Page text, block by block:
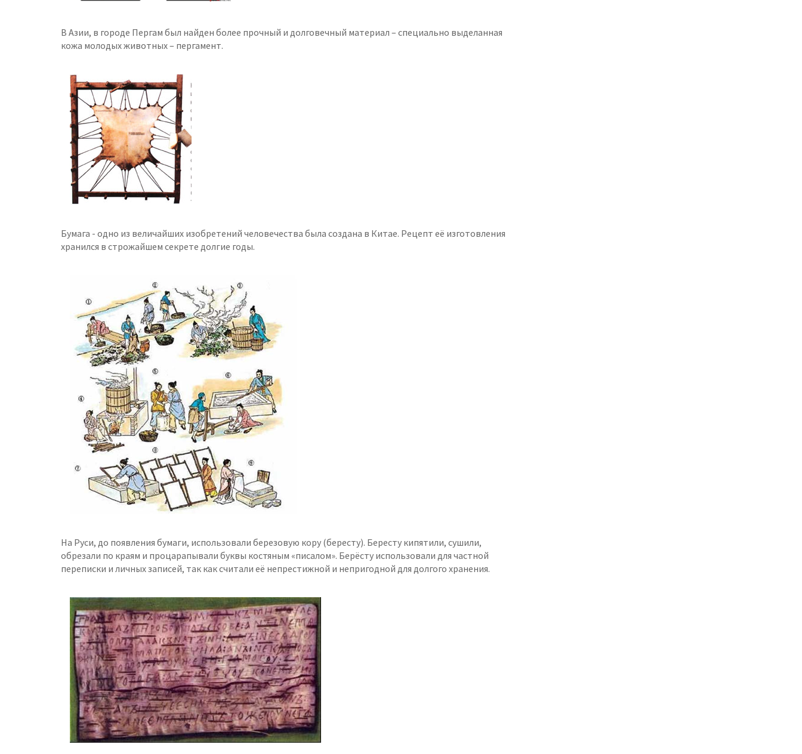
В Азии, в городе Пергам был найден более прочный и долговечный материал – специально выделанная
кожа молодых животных – пергамент.
Бумага - одно из величайших изобретений человечества была создана в Китае. Рецепт её изготовления
хранился в строжайшем секрете долгие годы.
На Руси, до появления бумаги, использовали березовую кору (бересту). Бересту кипятили, сушили,
обрезали по краям и процарапывали буквы костяным «писалом». Берёсту использовали для частной
переписки и личных записей, так как считали её непрестижной и непригодной для долгого хранения.